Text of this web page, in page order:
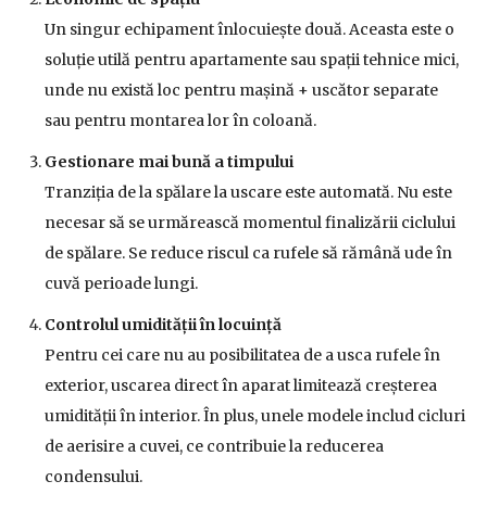
Un singur echipament înlocuiește două. Aceasta este o
soluție utilă pentru apartamente sau spații tehnice mici,
unde nu există loc pentru mașină + uscător separate
sau pentru montarea lor în coloană.
Gestionare mai bună a timpului
Tranziția de la spălare la uscare este automată. Nu este
necesar să se urmărească momentul finalizării ciclului
de spălare. Se reduce riscul ca rufele să rămână ude în
cuvă perioade lungi.
Controlul umidității în locuință
Pentru cei care nu au posibilitatea de a usca rufele în
exterior, uscarea direct în aparat limitează creșterea
umidității în interior. În plus, unele modele includ cicluri
de aerisire a cuvei, ce contribuie la reducerea
condensului.